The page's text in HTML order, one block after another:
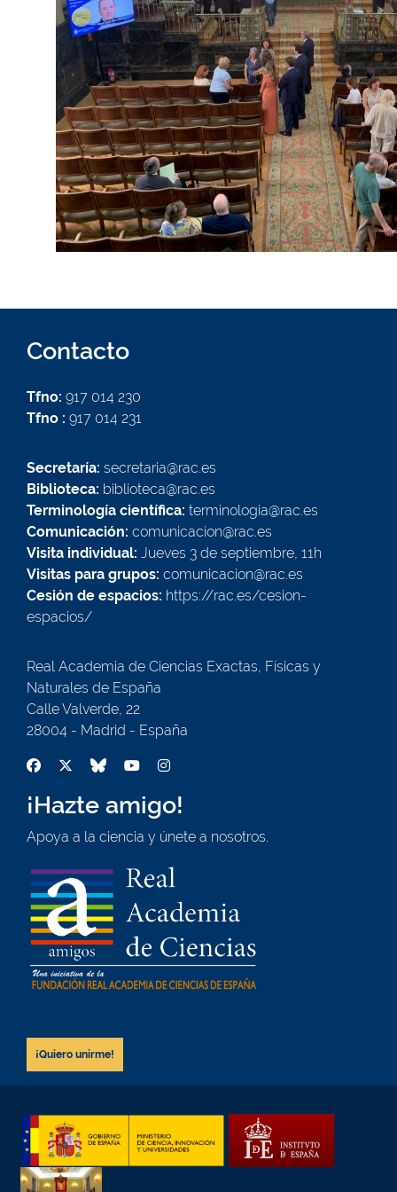
Contacto
Tfno: 917 014 230
Tfno : 917 014 231
Secretaría: secretaria@rac.es
Biblioteca: biblioteca@rac.es
Terminología científica: terminologia@rac.es
Comunicación: comunicacion@rac.es
Visita individual: Jueves 3 de septiembre, 11h
Visitas para grupos: comunicacion@rac.es
Cesión de espacios: https://rac.es/cesion-
espacios/
Real Academia de Ciencias Exactas, Físicas y
Naturales de España
Calle Valverde, 22
28004 - Madrid - España
¡Hazte amigo!
Apoya a la ciencia y únete a nosotros.
¡Quiero unirme!